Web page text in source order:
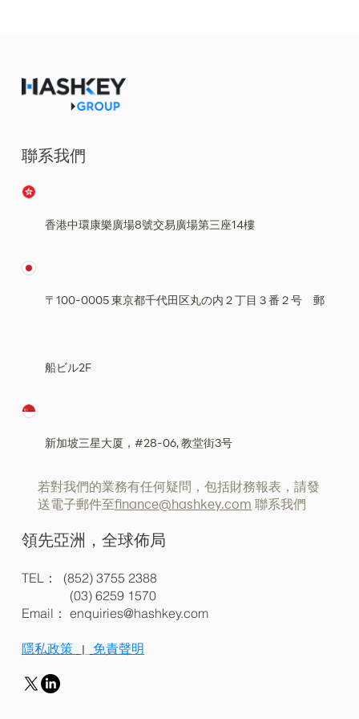
聯系我們
香港中環康樂廣場8號交易廣場第三座14樓
〒100-0005 東京都千代田区丸の内２丁目３番２号 郵
船ビル2F
新加坡三星大厦，#28-06, 教堂街3号
若對我們的業務有任何疑問，包括財務報表，請發
送電子郵件至finance@hashkey.com 聯系我們
領先亞洲，全球佈局
TEL： (852) 3755 2388
(03) 6259 1570
Email： enquiries@hashkey.com
隱私政策 | 免責聲明